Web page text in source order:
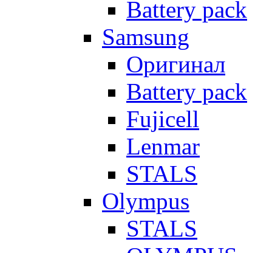
Battery pack
Samsung
Оригинал
Battery pack
Fujicell
Lenmar
STALS
Olympus
STALS